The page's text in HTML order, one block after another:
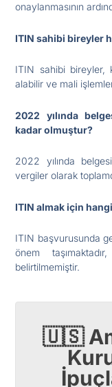
onaylanmasının
ITIN sahibi bireyler
ITIN sahibi bireyler,
alabilir ve mali
2022 yılında
kadar olmuştur?
2022 yılında
vergiler olarak
ITIN almak için
ITIN başvurusunda
önem
belirtilmemiştir.
🇺🇸